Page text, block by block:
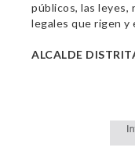
públicos, las leyes,
legales que rigen y
ALCALDE